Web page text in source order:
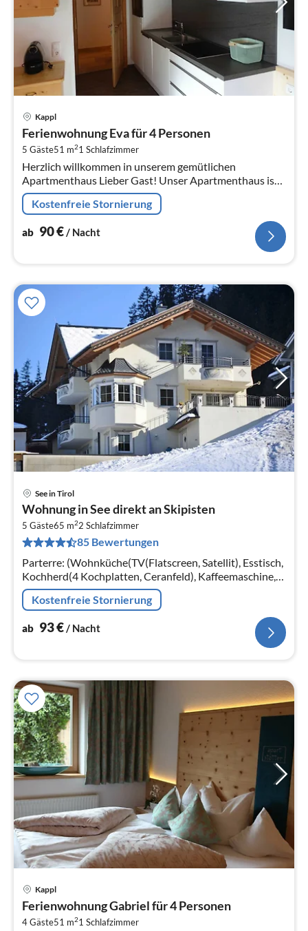
Kappl
Ferienwohnung Eva für 4 Personen
5 Gäste51 m21 Schlafzimmer
Herzlich willkommen in unserem gemütlichen
Apartmenthaus Lieber Gast! Unser Apartmenthaus ist
nach ökologischen Gesichtspunkten gebaut (mit dem
Umweltsiegel Tirol ausg...
Kostenfreie Stornierung
ab 90€/ Nacht
See in Tirol
Wohnung in See direkt an Skipisten
5 Gäste65 m22 Schlafzimmer
85 Bewertungen
Parterre: (Wohnküche(TV(Flatscreen, Satellit), Esstisch,
Kochherd(4 Kochplatten, Ceranfeld), Kaffeemaschine,
Backofen, Mikrowelle, Spülmaschine,
Kühl-/Gefrierkombination)
Kostenfreie Stornierung
ab 93€/ Nacht
Kappl
Ferienwohnung Gabriel für 4 Personen
4 Gäste51 m21 Schlafzimmer